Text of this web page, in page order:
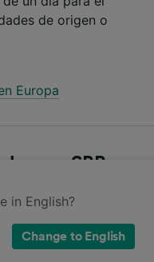
de origen o
Europa
hay en SBB
para ir de
in English?
Change to English